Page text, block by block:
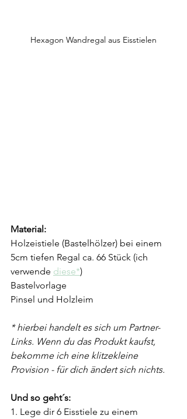
Hexagon Wandregal aus Eisstielen
Material:
Holzeistiele (Bastelhölzer) bei einem
5cm tiefen Regal ca. 66 Stück (ich
verwende diese*)
Bastelvorlage
Pinsel und Holzleim
* hierbei handelt es sich um Partner-
Links. Wenn du das Produkt kaufst,
bekomme ich eine klitzekleine
Provision - für dich ändert sich nichts.
Und so geht´s:
1. Lege dir 6 Eisstiele zu einem